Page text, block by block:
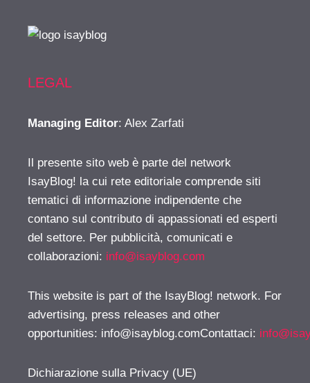
LEGAL
Managing Editor: Alex Zarfati
Il presente sito web è parte del network
IsayBlog! la cui rete editoriale comprende siti
tematici di informazione indipendente che
contano sul contributo di appassionati ed esperti
del settore. Per pubblicità, comunicati e
collaborazioni: info@isayblog.com
This website is part of the IsayBlog! network. For
advertising, press releases and other
opportunities: info@isayblog.comContattaci:
Dichiarazione sulla Privacy (UE)